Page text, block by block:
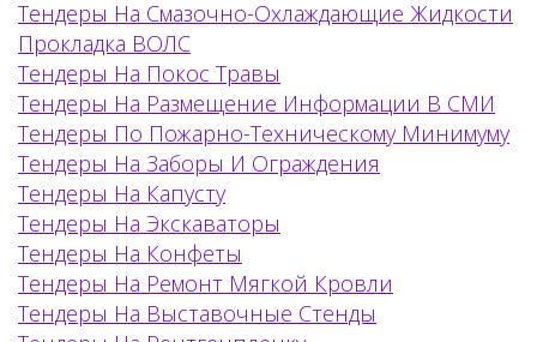
Тендеры На Смазочно-Охлаждающие Жидкости
Прокладка ВОЛС
Тендеры На Покос Травы
Тендеры На Размещение Информации В СМИ
Тендеры По Пожарно-Техническому Минимуму
Тендеры На Заборы И Ограждения
Тендеры На Капусту
Тендеры На Экскаваторы
Тендеры На Конфеты
Тендеры На Ремонт Мягкой Кровли
Тендеры На Выставочные Стенды